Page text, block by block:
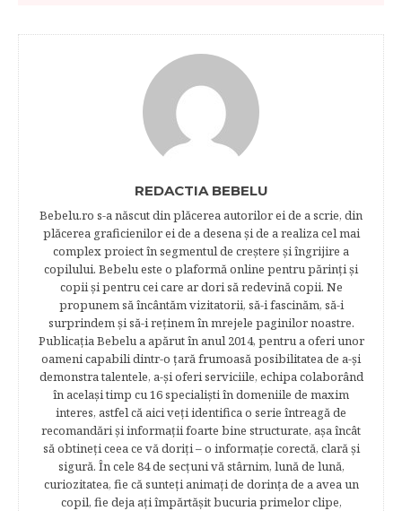
REDACTIA BEBELU
Bebelu.ro s-a născut din plăcerea autorilor ei de a scrie, din
plăcerea graficienilor ei de a desena şi de a realiza cel mai
complex proiect în segmentul de creştere şi îngrijire a
copilului. Bebelu este o plaformă online pentru părinţi şi
copii şi pentru cei care ar dori să redevină copii. Ne
propunem să încântăm vizitatorii, să-i fascinăm, să-i
surprindem şi să-i reţinem în mrejele paginilor noastre.​
Publicația Bebelu a apărut în anul 2014, pentru a oferi unor
oameni capabili dintr-o ţară frumoasă posibilitatea de a-şi
demonstra talentele, a-şi oferi serviciile, echipa colaborând
în acelaşi timp cu 16 specialişti în domeniile de maxim
interes, astfel că aici veţi identifica o serie întreagă de
recomandări şi informaţii foarte bine structurate, aşa încât
să obtineţi ceea ce vă doriţi – o informaţie corectă, clară şi
sigură. În cele 84 de secțuni vă stârnim, lună de lună,
curiozitatea, fie că sunteţi animaţi de dorinţa de a avea un
copil, fie deja aţi împărtăşit bucuria primelor clipe,